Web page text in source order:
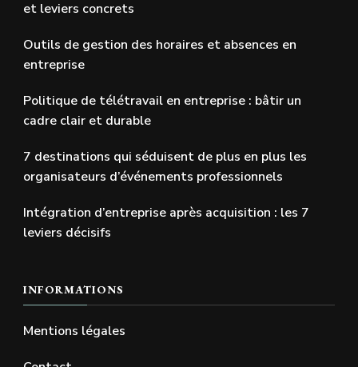
et leviers concrets
Outils de gestion des horaires et absences en
entreprise
Politique de télétravail en entreprise : bâtir un
cadre clair et durable
7 destinations qui séduisent de plus en plus les
organisateurs d’événements professionnels
Intégration d’entreprise après acquisition : les 7
leviers décisifs
INFORMATIONS
Mentions légales